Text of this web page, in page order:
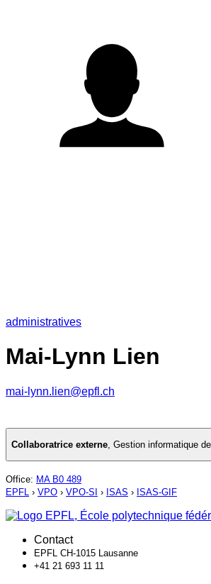
administratives
Mai-Lynn Lien
mai-lynn.lien@epfl.ch
Collaboratrice externe, Gestion informatique
Office: MA B0 489
EPFL › VPO › VPO-SI › ISAS › ISAS-GIF
Contact
EPFL CH-1015 Lausanne
+41 21 693 11 11